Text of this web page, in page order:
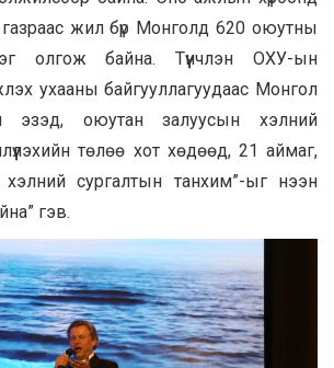
жил бүр Монголд 620 оюутны
олгож байна. Түүнчлэн ОХУ-ын
ухааны байгууллагуудаас Монгол
эзэд, оюутан залуусын хэлний
төлөө хот хөдөөд, 21 аймаг,
сургалтын танхим”-ыг нээн
гэв.